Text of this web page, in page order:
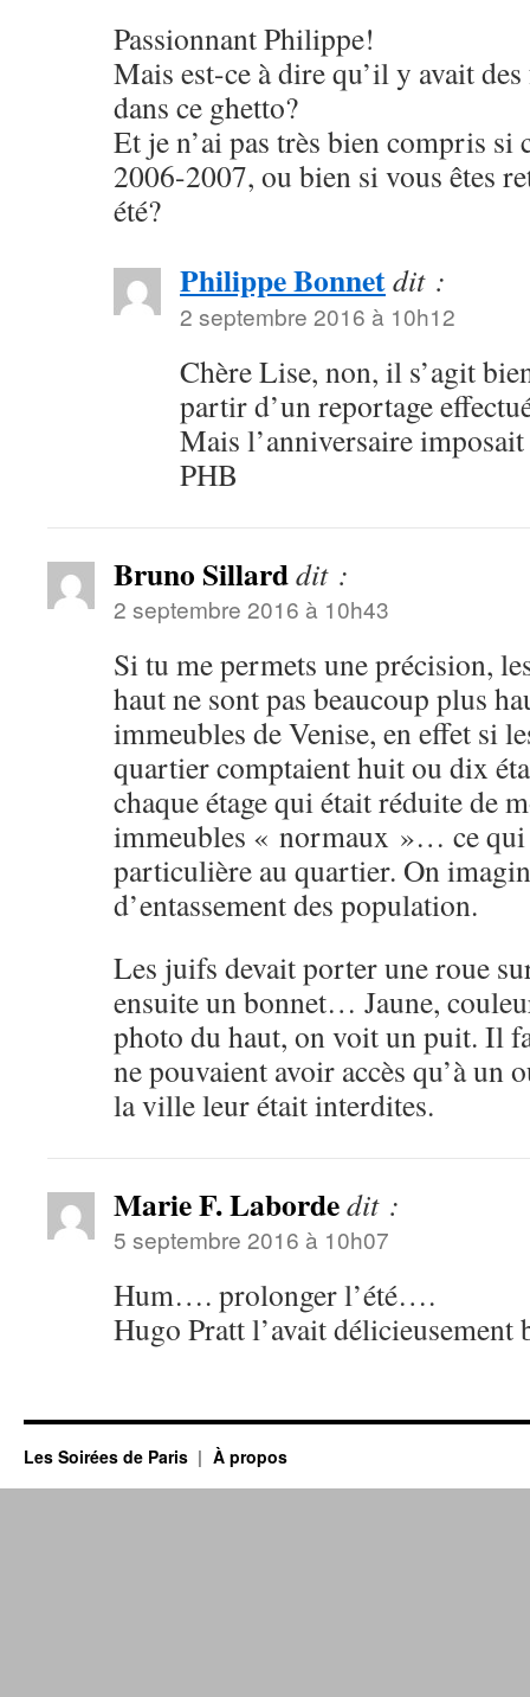
Passionnant Philippe!
Mais est-ce à dire qu’il y avait
dans ce ghetto?
Et je n’ai pas très bien compris si
2006-2007, ou bien si vous êtes
été?
Philippe Bonnetdit :
2 septembre 2016 à 10h12
Chère Lise, non, il s’agit
partir d’un reportage
Mais l’anniversaire
PHB
Bruno Sillarddit :
2 septembre 2016 à 10h43
Si tu me permets une précision,
haut ne sont pas beaucoup plus
immeubles de Venise, en effet si
quartier comptaient huit ou dix
chaque étage qui était réduite de
immeubles « normaux »… ce qui
particulière au quartier. On
d’entassement des population.
Les juifs devait porter une roue
ensuite un bonnet… Jaune,
photo du haut, on voit un puit. Il
ne pouvaient avoir accès qu’à un
la ville leur était interdites.
Marie F. Labordedit :
5 septembre 2016 à 10h07
Hum…. prolonger l’été….
Hugo Pratt l’avait délicieusement
Les Soirées de Paris À propos